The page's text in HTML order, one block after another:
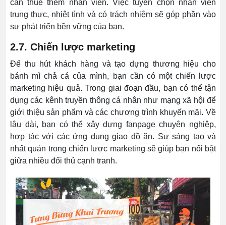
cần thuê thêm nhân viên. Việc tuyển chọn nhân viên
trung thực, nhiệt tình và có trách nhiệm sẽ góp phần vào
sự phát triển bền vững của bạn.
2.7. Chiến lược marketing
Để thu hút khách hàng và tạo dựng thương hiệu cho
bánh mì chả cá của mình, bạn cần có một chiến lược
marketing hiệu quả. Trong giai đoạn đầu, bạn có thể tận
dụng các kênh truyền thông cá nhân như mạng xã hội để
giới thiệu sản phẩm và các chương trình khuyến mãi. Về
lâu dài, bạn có thể xây dựng fanpage chuyên nghiệp,
hợp tác với các ứng dụng giao đồ ăn. Sự sáng tạo và
nhất quán trong chiến lược marketing sẽ giúp bạn nổi bật
giữa nhiều đối thủ cạnh tranh.